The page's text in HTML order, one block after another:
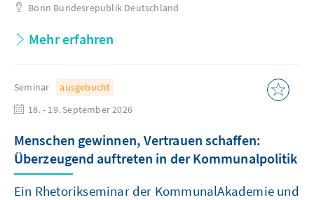
Bonn Bundesrepublik Deutschland
Mehr erfahren
Seminar
ausgebucht
18. - 19. September 2026
Menschen gewinnen, Vertrauen schaffen:
Überzeugend auftreten in der Kommunalpolitik
Ein Rhetorikseminar der KommunalAkademie und